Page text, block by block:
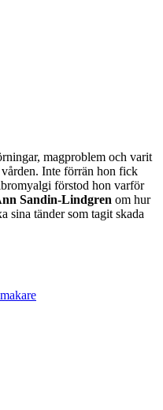
magproblem och varit
Inte förrän hon fick
förstod hon varför
Sandin-Lindgren om hur
sina tänder som tagit skada